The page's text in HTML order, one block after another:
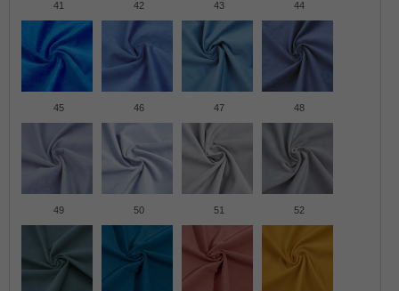
41 42 43 44
45 46 47 48
49 50 51 52